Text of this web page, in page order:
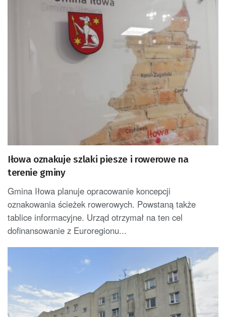
Iłowa oznakuje szlaki piesze i rowerowe na
terenie gminy
Gmina Iłowa planuje opracowanie koncepcji
oznakowania ścieżek rowerowych. Powstaną także
tablice informacyjne. Urząd otrzymał na ten cel
dofinansowanie z Euroregionu...